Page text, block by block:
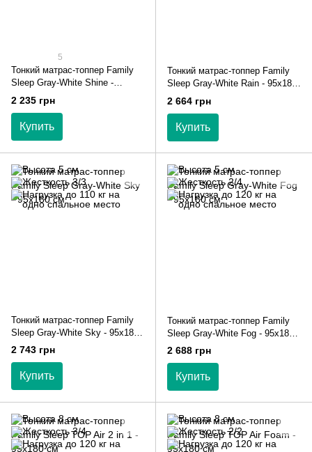
5
Тонкий матрас-топпер Family
Sleep Gray-White Shine -
95х180 см
2 235 грн
Купить
Тонкий матрас-топпер Family
Sleep Gray-White Rain - 95х180
см
2 664 грн
Купить
Тонкий матрас-топпер Family
Sleep Gray-White Sky - 95х180
см
2 743 грн
Купить
Тонкий матрас-топпер Family
Sleep Gray-White Fog - 95х180
см
2 688 грн
Купить